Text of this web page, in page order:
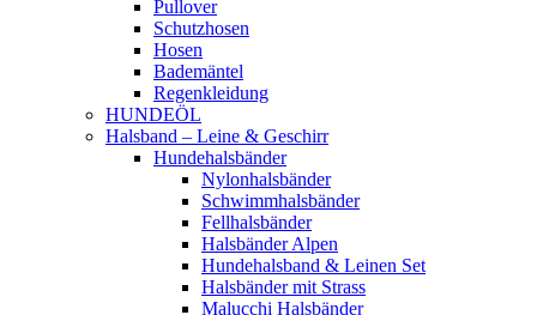
Pullover
Schutzhosen
Hosen
Bademäntel
Regenkleidung
HUNDEÖL
Halsband – Leine & Geschirr
Hundehalsbänder
Nylonhalsbänder
Schwimmhalsbänder
Fellhalsbänder
Halsbänder Alpen
Hundehalsband & Leinen Set
Halsbänder mit Strass
Malucchi Halsbänder